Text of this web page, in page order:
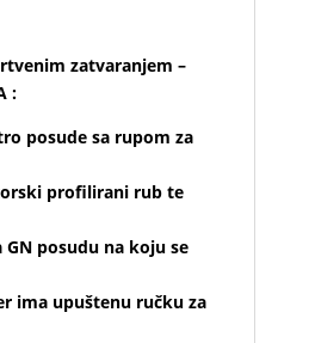
zatvaranjem –
:
posude sa rupom za
profilirani rub te
posudu na koju se
ima upuštenu ručku za